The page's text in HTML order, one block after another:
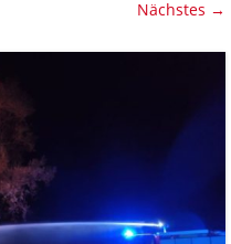
Nächstes →